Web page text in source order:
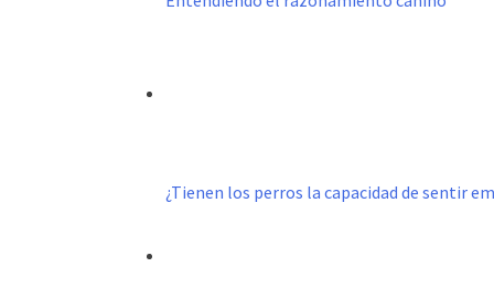
¿Tienen los perros la capacidad de sentir